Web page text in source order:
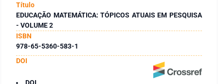
Título
EDUCAÇÃO MATEMÁTICA: TÓPICOS ATUAIS EM PESQUISA
- VOLUME 2
ISBN
978-65-5360-583-1
DOI
DOI